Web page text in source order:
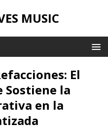
MUSIC
El
Sostiene la
en la